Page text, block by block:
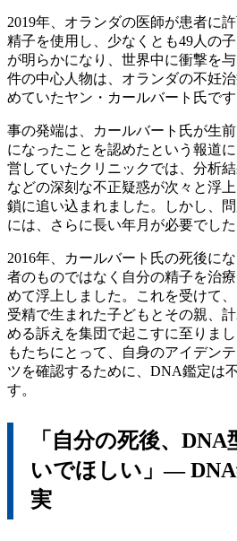
2019年、オランダの医師が患者に
精子を使用し、少なくとも49人の
が明らかになり、世界中に衝撃を
件の中心人物は、オランダの不妊
めていたヤン・カールバート氏です
事の発端は、カールバート氏が生
になったことを認めたという報道
営していたクリニックでは、分析
などの深刻な不正疑惑が次々と浮
鎖に追い込まれました。しかし、
には、さらに長い年月が必要でした
2016年、カールバート氏の死後に
者のものではなく自分の精子を治
めて浮上しました。これを受けて
受精で生まれた子どもとその親、
める訴えを集団で起こすに至りま
もたちにとって、自身のアイデン
ツを確認するために、DNA鑑定は
す。
「自分の死後、
いでほしい」―
実